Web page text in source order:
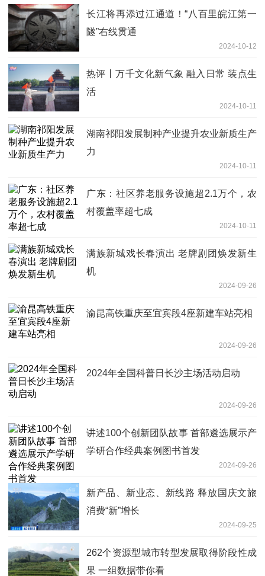
长江将再添过江通道！“八百里皖江第一
隧”右线贯通
2024-10-12
热评丨万千文化新气象 融入日常 装点生
活
2024-10-11
湖南祁阳发展制种产业提升农业新质生产
力
2024-10-11
广东：社区养老服务设施超2.1万个，农
村覆盖率超七成
2024-10-11
满族新城戏长春演出 老牌剧团焕发新生
机
2024-09-26
渝昆高铁重庆至宜宾段4座新建车站亮相
2024-09-26
2024年全国科普日长沙主场活动启动
2024-09-26
讲述100个创新团队故事 首部遴选展示产
学研合作经典案例图书首发
2024-09-26
新产品、新业态、新线路 释放国庆文旅
消费“新”增长
2024-09-25
262个资源型城市转型发展取得阶段性成
果 一组数据带你看